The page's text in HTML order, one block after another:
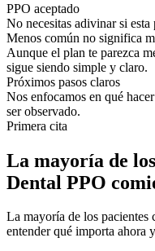
PPO aceptado
No necesitas adivinar si esta
Menos común no significa
Aunque el plan te parezca
sigue siendo simple y claro.
Próximos pasos claros
Nos enfocamos en qué
ser observado.
Primera cita
La mayoría de
Dental PPO
La mayoría de los pacientes
entender qué importa ahora